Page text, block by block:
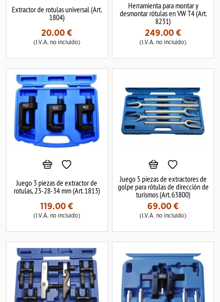
Extractor de rotulas universal (Art.
1804)
20.00 €
(I.V.A. no incluido)
Herramienta para montar y
desmontar rótulas en VW T4 (Art.
8231)
249.00 €
(I.V.A. no incluido)
Juego 3 piezas de extractor de
rotulas, 23-28-34 mm (Art. 1813)
119.00 €
(I.V.A. no incluido)
Juego 5 piezas de extractores de
golpe para rótulas de dirección de
turismos (Art. 63800)
69.00 €
(I.V.A. no incluido)